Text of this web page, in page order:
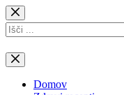
Skip
to
content
No
results
Domov